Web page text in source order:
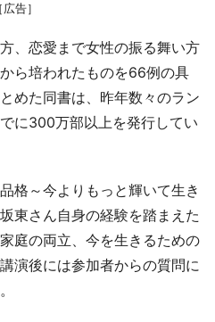
［広告］
、恋愛まで女性の振る舞い方
ら培われたものを66例の具
めた同書は、昨年数々のラン
に300万部以上を発行してい
格～今よりもっと輝いて生き
東さん自身の経験を踏まえた
庭の両立、今を生きるための
演後には参加者からの質問に